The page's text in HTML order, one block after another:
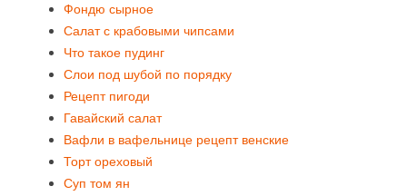
Фондю сырное
Салат с крабовыми чипсами
Что такое пудинг
Слои под шубой по порядку
Рецепт пигоди
Гавайский салат
Вафли в вафельнице рецепт венские
Торт ореховый
Суп том ян